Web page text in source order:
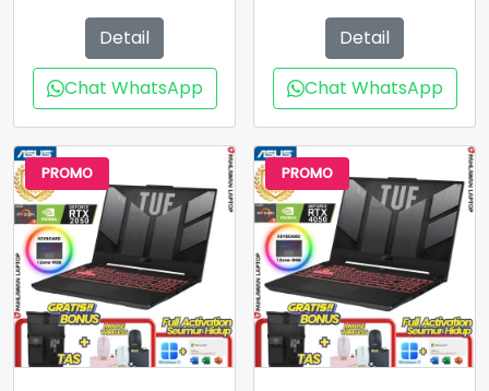
adalah:
Rp20.300.000.
Detail
Chat WhatsApp
Detail
Chat WhatsApp
PROMO PROMO